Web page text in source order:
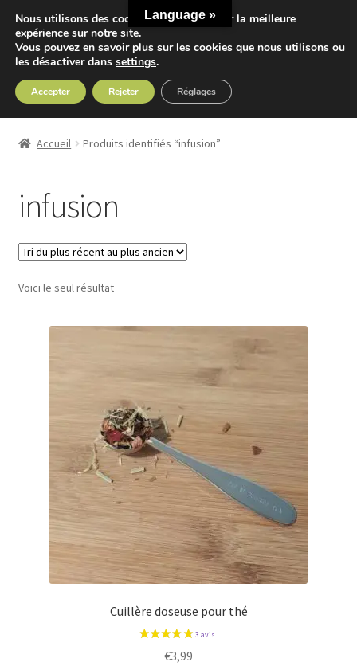
Aller
à
la
navigation
Aller
au
contenu
Accueil
Nos Tisanes
Detox
Sport
Accessoires
Accueil Produits identifiés “infusion”
infusion
Voici le seul résultat
Cuillère doseuse pour thé
€3,99
Language »
Nous utilisons des cookies pour vous offrir la meilleure
expérience sur notre site.
Vous pouvez en savoir plus sur les cookies que nous utilisons ou
les désactiver dans settings.
Accepter Rejeter Réglages